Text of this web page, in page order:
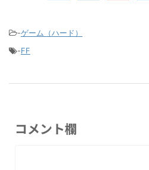
-ゲーム（ハード）
-FF
コメント欄